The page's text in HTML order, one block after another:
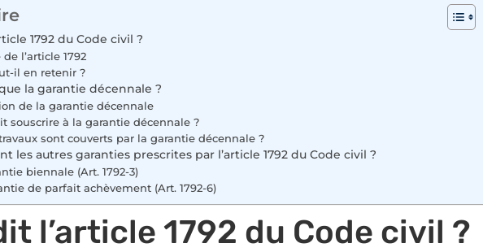
1792 du Code civil ?
l’article 1792
il en retenir ?
la garantie décennale ?
de la garantie décennale
souscrire à la garantie décennale ?
sont couverts par la garantie décennale ?
les autres garanties prescrites par l’article 1792 du Code civil ?
biennale (Art. 1792-3)
de parfait achèvement (Art. 1792-6)
l’article 1792 du Code civil ?